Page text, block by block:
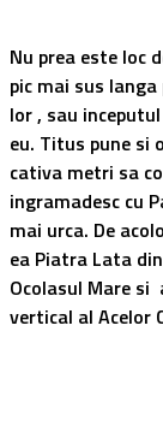
Nu prea este loc
pic mai sus
lor , sau
eu. Titus pune si
cativa metri sa
ingramadesc cu
mai urca. De
ea Piatra Lata
Ocolasul Mare si
vertical al Acelor